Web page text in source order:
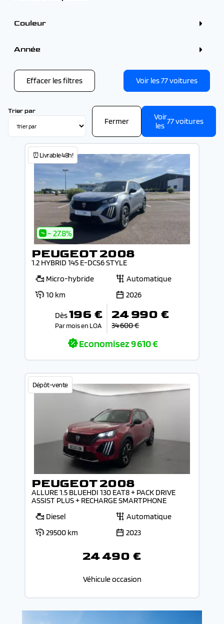
Automatique (67)
+7 places (16)
Couleur
Bleu (15)
Gris (14)
Noir (11)
Rouge (2)
Année
Effacer les filtres Voir les77voitures
Trier par
Fermer
Voir
les 77voitures
⏰Livrable 48h!
- 27.8%
PEUGEOT 2008
1.2 HYBRID 145 E-DCS6 STYLE
Micro-hybride
Automatique
10 km
2026
Dès196 €
Par mois en LOA
24 990 €
34 600 €
Economisez9 610 €
Dépôt-vente
PEUGEOT 2008
ALLURE 1.5 BLUEHDI 130 EAT8 + PACK DRIVE
ASSIST PLUS + RECHARGE SMARTPHONE
Diesel
Automatique
29500 km
2023
24 490 €
Véhicule occasion